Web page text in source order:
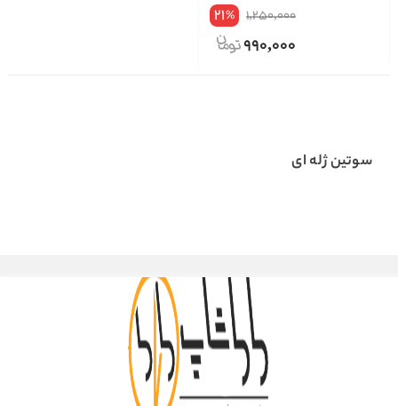
1,250,000
21%
990,000
سوتین ژله ای